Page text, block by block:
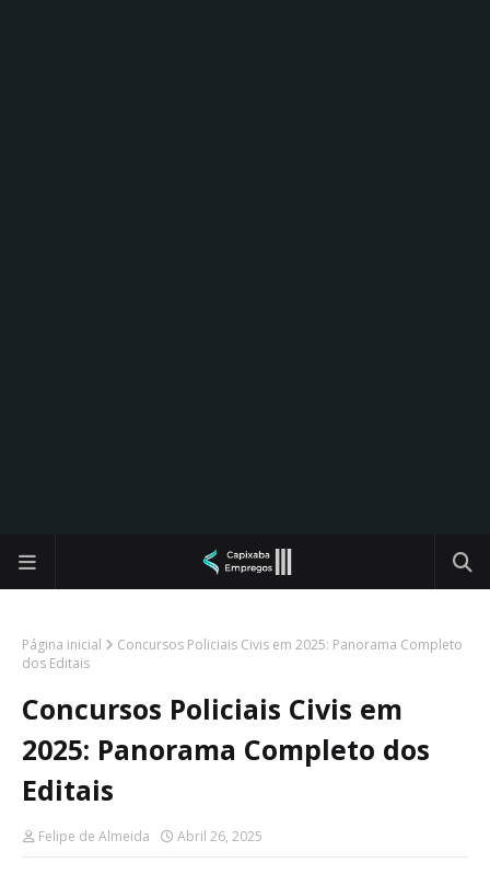
Página inicial
Concursos Policiais Civis em 2025: Panorama Completo
dos Editais
Concursos Policiais Civis em
2025: Panorama Completo dos
Editais
Felipe de Almeida Abril 26, 2025